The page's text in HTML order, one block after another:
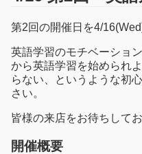
第2回の開催日を4/
英語学習のモチベーショ
から英語学習を始められ
らない、というような初
さい。
皆様の来店をお待ちしてお
開催概要